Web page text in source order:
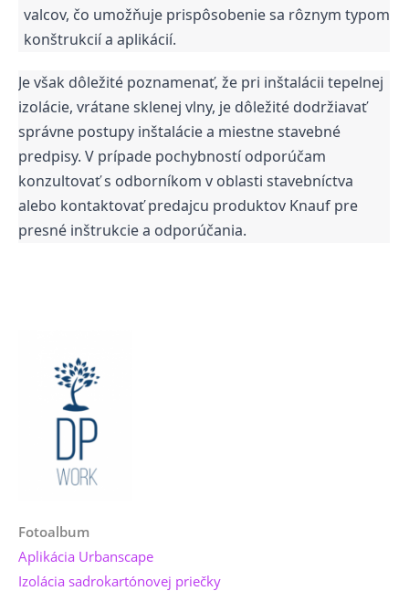
valcov, čo umožňuje prispôsobenie sa rôznym typom
konštrukcií a aplikácií.
Je však dôležité poznamenať, že pri inštalácii tepelnej
izolácie, vrátane sklenej vlny, je dôležité dodržiavať
správne postupy inštalácie a miestne stavebné
predpisy. V prípade pochybností odporúčam
konzultovať s odborníkom v oblasti stavebníctva
alebo kontaktovať predajcu produktov Knauf pre
presné inštrukcie a odporúčania.
Fotoalbum
Aplikácia Urbanscape
Izolácia sadrokartónovej priečky